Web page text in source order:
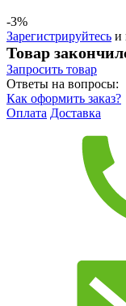
-3%
Зарегистрируйтесь и
Товар
Запросить товар
Ответы на вопросы:
Как оформить заказ?
Оплата Доставка